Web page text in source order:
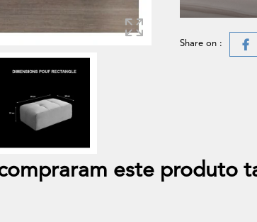
Share on :
este produto